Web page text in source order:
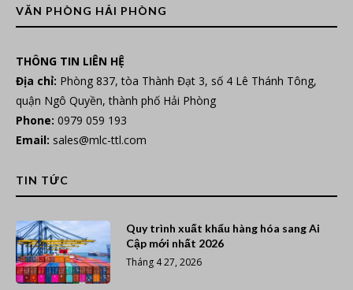
VĂN PHÒNG HẢI PHÒNG
THÔNG TIN LIÊN HỆ
Địa chỉ: Phòng 837, tòa Thành Đạt 3, số 4 Lê Thánh Tông,
quận Ngô Quyền, thành phố Hải Phòng
Phone: 0979 059 193
Email: sales@mlc-ttl.com
TIN TỨC
Quy trình xuất khẩu hàng hóa sang Ai
Cập mới nhất 2026
Tháng 4 27, 2026